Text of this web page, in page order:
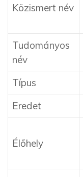
Közismert név
Tudományos
név
Típus
Eredet
Élőhely